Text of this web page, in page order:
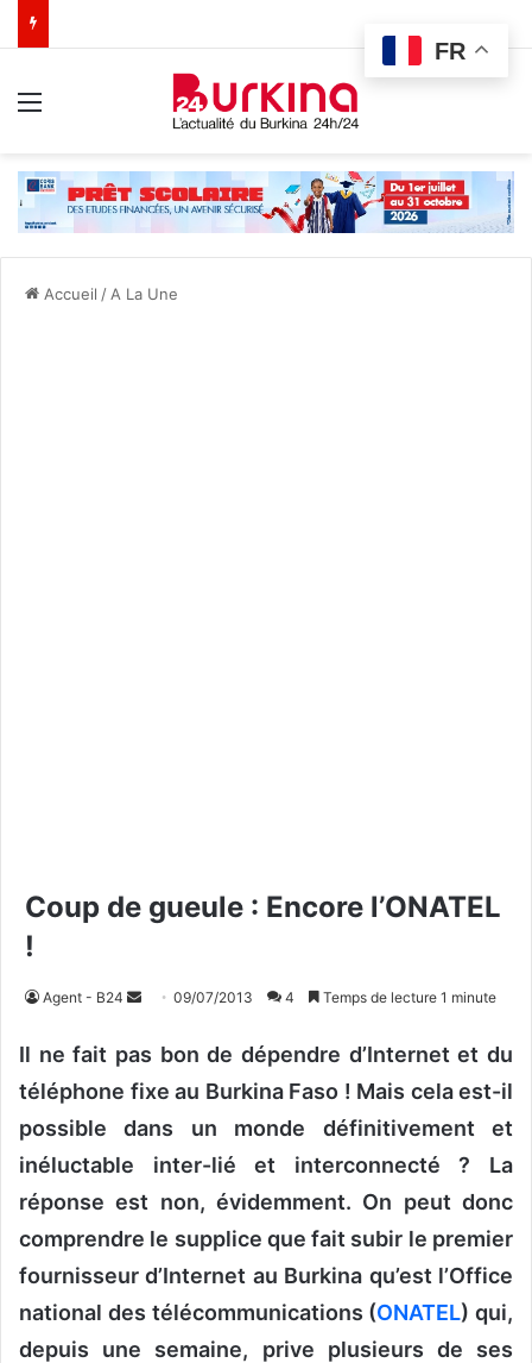
Accueil / A La Une
Coup de gueule : Encore l’ONATEL
!
Agent - B24
v
o
e
u
o
u
09/07/2013 4 Temps de lecture 1 minute
Il ne fait pas bon de dépendre d’Internet et du
téléphone fixe au Burkina Faso ! Mais cela est-il
possible dans un monde définitivement et
inéluctable inter-lié et interconnecté ? La
réponse est non, évidemment. On peut donc
comprendre le supplice que fait subir le premier
fournisseur d’Internet au Burkina qu’est l’Office
national des télécommunications (ONATEL) qui,
depuis une semaine, prive plusieurs de ses
FR